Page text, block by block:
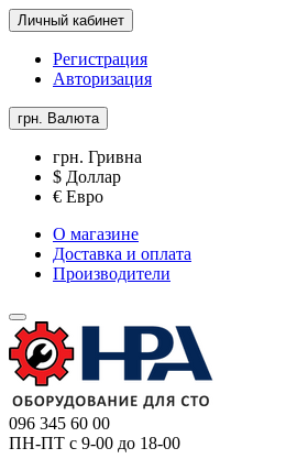
Личный кабинет
Регистрация
Авторизация
грн. Валюта
грн. Гривна
$ Доллар
€ Евро
О магазине
Доставка и оплата
Производители
096 345 60 00
ПН-ПТ с 9-00 до 18-00